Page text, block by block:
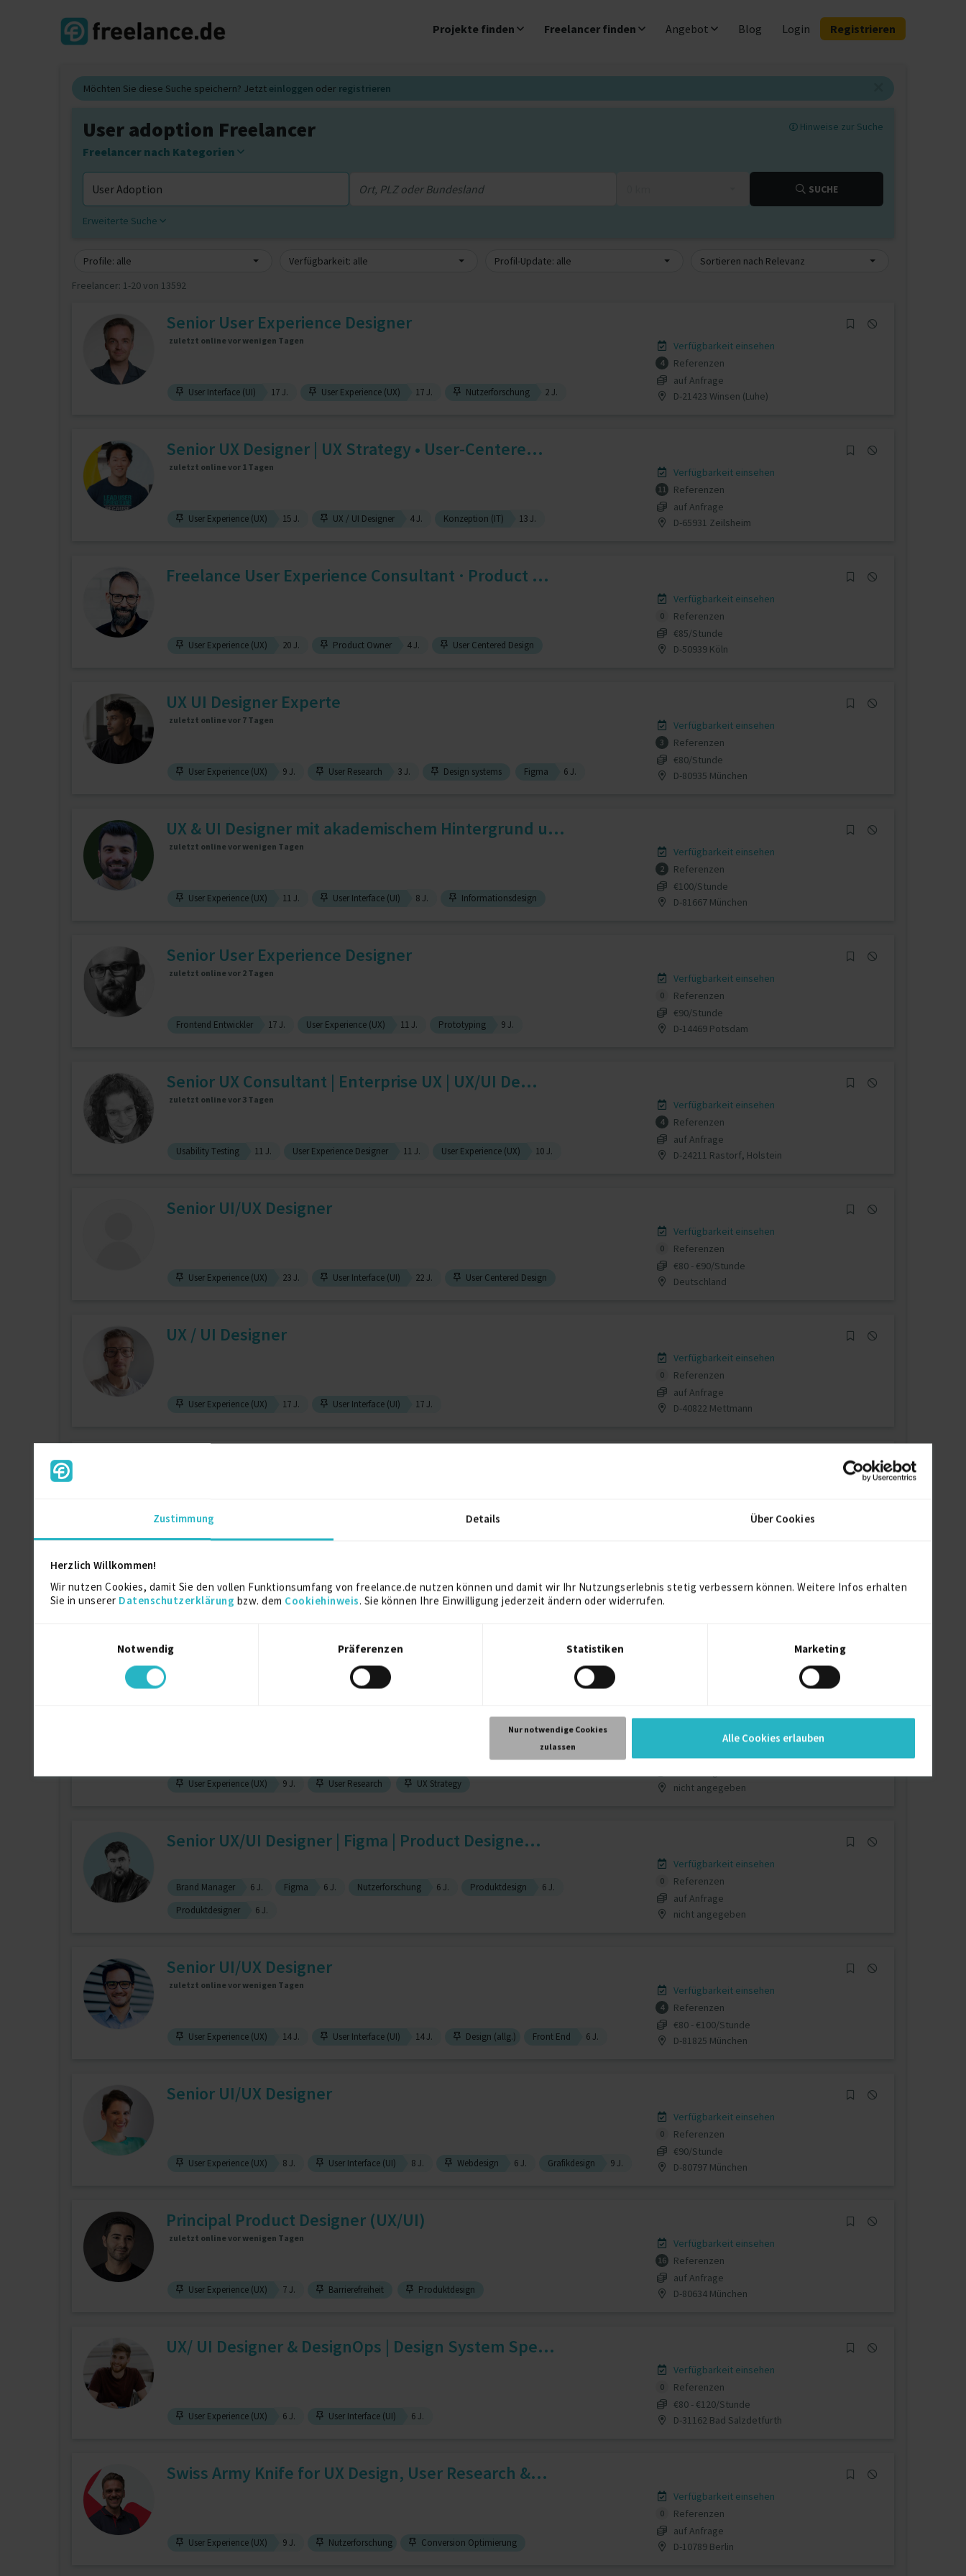
Zustimmung Details Über Cookies
Herzlich Willkommen!
Wir nutzen Cookies, damit Sie den vollen Funktionsumfang von freelance.de nutzen können und damit wir Ihr Nutzungserlebnis stetig verbessern können. Weitere Infos erhalten
Sie in unserer Datenschutzerklärung bzw. dem Cookiehinweis. Sie können Ihre Einwilligung jederzeit ändern oder widerrufen.
Notwendig
Präferenzen Statistiken Marketing
Nur notwendige Cookies
zulassen
Alle Cookies erlauben
Projekte finden Freelancer finden Angebot Blog Login Registrieren
Möchten Sie diese Suche speichern? Jetzt einloggen oder registrieren
Hinweise zur Suche
User adoption Freelancer
Freelancer nach Kategorien
SUCHE
Erweiterte Suche
Profile: alle Verfügbarkeit: alle Profil-Update: alle
Sortieren nach Relevanz
Freelancer: 1-20 von 13592
Senior User Experience Designer
zuletzt online vor wenigen Tagen
User Interface (UI) 17 J. User Experience (UX) 17 J. Nutzerforschung 2 J.
Verfügbarkeit einsehen
4
Referenzen
auf Anfrage
D-21423 Winsen (Luhe)
Senior UX Designer | UX Strategy • User-Centere...
zuletzt online vor 1 Tagen
User Experience (UX) 15 J. UX / UI Designer 4 J. Konzeption (IT) 13 J.
Verfügbarkeit einsehen
11
Referenzen
auf Anfrage
D-65931 Zeilsheim
Freelance User Experience Consultant · Product ...
User Experience (UX) 20 J. Product Owner 4 J. User Centered Design
Verfügbarkeit einsehen
0
Referenzen
€85/Stunde
D-50939 Köln
UX UI Designer Experte
zuletzt online vor 7 Tagen
User Experience (UX) 9 J. User Research 3 J. Design systems Figma 6 J.
Verfügbarkeit einsehen
3
Referenzen
€80/Stunde
D-80935 München
UX & UI Designer mit akademischem Hintergrund u...
zuletzt online vor wenigen Tagen
User Experience (UX) 11 J. User Interface (UI) 8 J. Informationsdesign
Verfügbarkeit einsehen
2
Referenzen
€100/Stunde
D-81667 München
Senior User Experience Designer
zuletzt online vor 2 Tagen
Frontend Entwickler 17 J. User Experience (UX) 11 J. Prototyping 9 J.
Verfügbarkeit einsehen
0
Referenzen
€90/Stunde
D-14469 Potsdam
Senior UX Consultant | Enterprise UX | UX/UI De...
zuletzt online vor 3 Tagen
Usability Testing 11 J. User Experience Designer 11 J. User Experience (UX) 10 J.
Verfügbarkeit einsehen
4
Referenzen
auf Anfrage
D-24211 Rastorf, Holstein
Senior UI/UX Designer
User Experience (UX) 23 J. User Interface (UI) 22 J. User Centered Design
Verfügbarkeit einsehen
0
Referenzen
€80 - €90/Stunde
Deutschland
UX / UI Designer
User Experience (UX) 17 J. User Interface (UI) 17 J.
Verfügbarkeit einsehen
0
Referenzen
auf Anfrage
D-40822 Mettmann
Senior Product Designer | Service Design, User...
User Interface (UI)
UX Design :: User Research, Prototypes & Testin...
User Experience (UX) 9 J. User Research UX Strategy
Verfügbarkeit einsehen
nicht angegeben
Senior UX/UI Designer | Figma | Product Designe...
Brand Manager 6 J. Figma 6 J. Nutzerforschung 6 J. Produktdesign
6 J.
Produktdesigner
6 J.
Verfügbarkeit einsehen
0
Referenzen
auf Anfrage
nicht angegeben
Senior UI/UX Designer
zuletzt online vor wenigen Tagen
User Experience (UX) 14 J. User Interface (UI) 14 J. Design (allg.) Front End 6 J.
Verfügbarkeit einsehen
4
Referenzen
€80 - €100/Stunde
D-81825 München
Senior UI/UX Designer
User Experience (UX) 8 J. User Interface (UI) 8 J. Webdesign 6 J. Grafikdesign 9 J.
Verfügbarkeit einsehen
0
Referenzen
€90/Stunde
D-80797 München
Principal Product Designer (UX/UI)
zuletzt online vor wenigen Tagen
User Experience (UX) 7 J. Barrierefreiheit Produktdesign
Verfügbarkeit einsehen
16
Referenzen
auf Anfrage
D-80634 München
UX/ UI Designer & DesignOps | Design System Spe...
User Experience (UX) 6 J. User Interface (UI) 6 J.
Verfügbarkeit einsehen
0
Referenzen
€80 - €120/Stunde
D-31162 Bad Salzdetfurth
Swiss Army Knife for UX Design, User Research &...
User Experience (UX) 9 J. Nutzerforschung Conversion Optimierung
Verfügbarkeit einsehen
0
Referenzen
auf Anfrage
D-10789 Berlin